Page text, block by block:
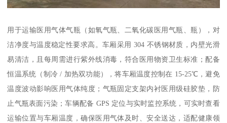
用于运输医用气体气瓶（如氧气瓶、二氧化碳医用气瓶、瓶），对
洁净度与温度稳定性要求高。车厢采用 304 不锈钢材质，内壁光滑
易清洁，且每周需进行紫外线消毒，符合医用物资卫生标准；配备
恒温系统（制冷 / 加热双功能），将车厢温度控制在 15-25℃，避免
温度波动影响医用气体纯度；气瓶固定支架内衬医用级硅胶垫，防
止气瓶表面污染；车辆配备 GPS 定位与实时监控系统，可实时查看
运输位置与车厢温度，确保医用气体及时、安全送达，适配健康领